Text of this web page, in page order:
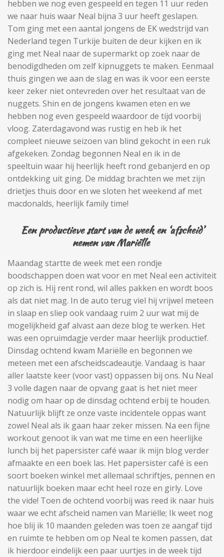
hebben we nog even gespeeld en tegen 11 uur reden
we naar huis waar Neal bijna 3 uur heeft geslapen.
Tom ging met een aantal jongens de EK wedstrijd van
Nederland tegen Turkije buiten de deur kijken en ik
ging met Neal naar de supermarkt op zoek naar de
benodigdheden om zelf kipnuggets te maken. Eenmaal
thuis gingen we aan de slag en was ik voor een eerste
keer zeker niet ontevreden over het resultaat van de
nuggets. Shin en de jongens kwamen eten en we
hebben nog even gespeeld waardoor de tijd voorbij
vloog. Zaterdagavond was rustig en heb ik het
compleet nieuwe seizoen van blind gekocht in een ruk
afgekeken. Zondag begonnen Neal en ik in de
speeltuin waar hij heerlijk heeft rond gebanjerd en op
ontdekking uit ging. De middag brachten we met zijn
drietjes thuis door en we sloten het weekend af met
macdonalds, heerlijk family time!
Een productieve start van de week en ‘afscheid’
nemen van Mariëlle
Maandag startte de week met een rondje
boodschappen doen wat voor en met Neal een activiteit
op zich is. Hij rent rond, wil alles pakken en wordt boos
als dat niet mag. In de auto terug viel hij vrijwel meteen
in slaap en sliep ook vandaag ruim 2 uur wat mij de
mogelijkheid gaf alvast aan deze blog te werken. Het
was een opruimdagje verder maar heerlijk productief.
Dinsdag ochtend kwam Mariëlle en begonnen we
meteen met een afscheidscadeautje. Vandaag is haar
aller laatste keer (voor vast) oppassen bij ons. Nu Neal
3 volle dagen naar de opvang gaat is het niet meer
nodig om haar op de dinsdag ochtend erbij te houden.
Natuurlijk blijft ze onze vaste incidentele oppas want
zowel Neal als ik gaan haar zeker missen. Na een fijne
workout genoot ik van wat me time en een heerlijke
lunch bij het papersister café waar ik mijn blog verder
afmaakte en een boek las. Het papersister café is een
soort boeken winkel met allemaal schriftjes, pennen en
natuurlijk boeken maar echt heel roze en girly. Love
the vide! Toen de ochtend voorbij was reed ik naar huis
waar we echt afscheid namen van Mariëlle; Ik weet nog
hoe blij ik 10 maanden geleden was toen ze aangaf tijd
en ruimte te hebben om op Neal te komen passen, dat
ik hierdoor eindelijk een paar uurtjes in de week tijd